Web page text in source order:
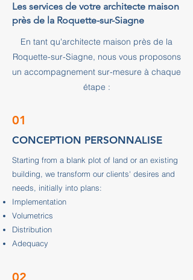
Les services de votre architecte maison
près de la Roquette-sur-Siagne
En tant qu'architecte maison près de la
Roquette-sur-Siagne, nous vous proposons
un accompagnement sur-mesure à chaque
étape :
01
CONCEPTION PERSONNALISE
Starting from a blank plot of land or an existing
building, we transform our clients' desires and
needs, initially into plans:
Implementation
Volumetrics
Distribution
Adequacy
02